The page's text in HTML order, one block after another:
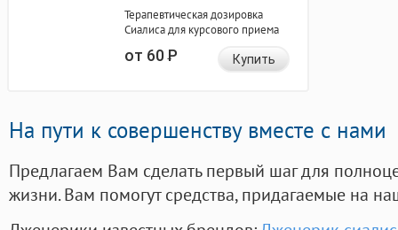
Терапевтическая дозировка
Сиалиса для курсового приема
от 60Р Купить
На пути к совершенству вместе с нами
Предлагаем Вам сделать первый шаг для
жизни. Вам помогут средства, придагаемые на